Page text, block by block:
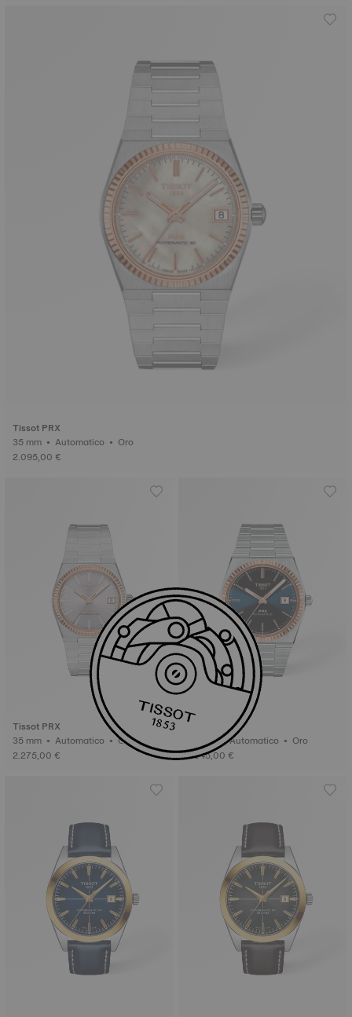
Tissot PRX
35 mm • Automatico • Oro
2.095,00 €
Tissot PRX
35 mm • Automatico • Oro
2.275,00 €
Tissot PRX
40 mm • Automatico • Oro
2.345,00 €